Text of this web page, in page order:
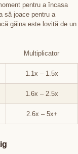
pentru a încasa
să joace pentru a
găina este lovită de un
Multiplicator
1.1x – 1.5x
1.6x – 2.5x
2.6x – 5x+